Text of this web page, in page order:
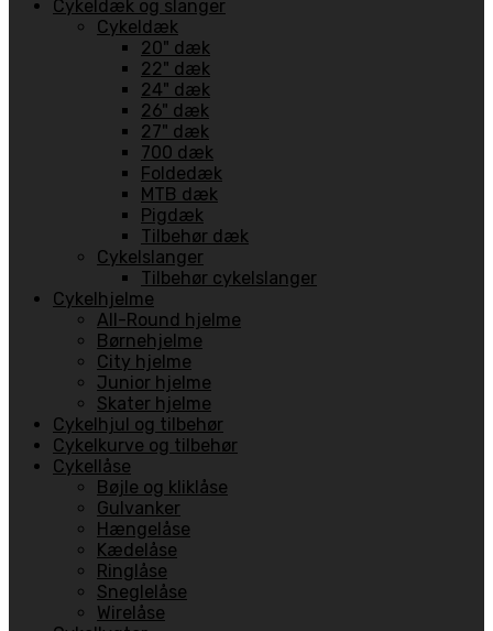
Cykeldæk og slanger
Cykeldæk
20" dæk
22" dæk
24" dæk
26" dæk
27" dæk
700 dæk
Foldedæk
MTB dæk
Pigdæk
Tilbehør dæk
Cykelslanger
Tilbehør cykelslanger
Cykelhjelme
All-Round hjelme
Børnehjelme
City hjelme
Junior hjelme
Skater hjelme
Cykelhjul og tilbehør
Cykelkurve og tilbehør
Cykellåse
Bøjle og kliklåse
Gulvanker
Hængelåse
Kædelåse
Ringlåse
Sneglelåse
Wirelåse